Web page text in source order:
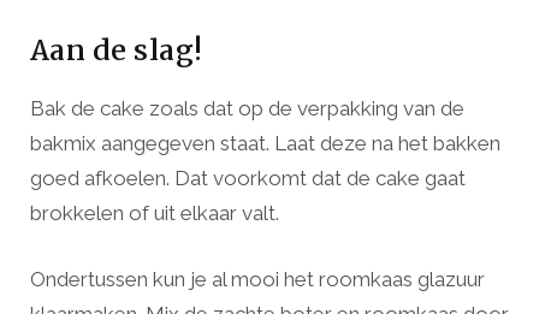
Aan de slag!
Bak de cake zoals dat op de verpakking van de
bakmix aangegeven staat. Laat deze na het bakken
goed afkoelen. Dat voorkomt dat de cake gaat
brokkelen of uit elkaar valt.
Ondertussen kun je al mooi het roomkaas glazuur